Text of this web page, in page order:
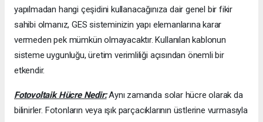
yapılmadan hangi çeşidini kullanacağınıza dair genel bir fikir
sahibi olmanız, GES sisteminizin yapı elemanlarına karar
vermeden pek mümkün olmayacaktır. Kullanılan kablonun
sisteme uygunluğu, üretim verimliliği açısından önemli bir
etkendir.
Fotovoltaik Hücre Nedir:Aynı zamanda solar hücre olarak da
bilinirler. Fotonların veya ışık parçacıklarının üstlerine vurmasıyla